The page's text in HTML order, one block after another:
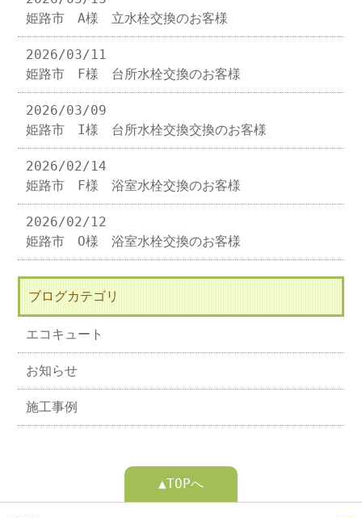
姫路市 A様 立水栓交換のお客様
2026/03/11
姫路市 F様 台所水栓交換のお客様
2026/03/09
姫路市 I様 台所水栓交換交換のお客様
2026/02/14
姫路市 F様 浴室水栓交換のお客様
2026/02/12
姫路市 O様 浴室水栓交換のお客様
ブログカテゴリ
エコキュート
お知らせ
施工事例
▲TOPへ